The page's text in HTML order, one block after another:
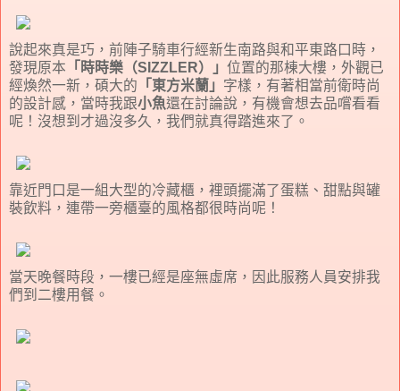
說起來真是巧，前陣子騎車行經新生南路與和平東路口時，
發現原本 「時時樂（SIZZLER）」 位置的那棟大樓，外觀已
經煥然一新，碩大的 「東方米蘭」 字樣，有著相當前衛時尚
的設計感，當時我跟小魚還在討論說，有機會想去品嚐看看
呢！沒想到才過沒多久，我們就真得踏進來了。
靠近門口是一組大型的冷藏櫃，裡頭擺滿了蛋糕、甜點與罐
裝飲料，連帶一旁櫃臺的風格都很時尚呢！
當天晚餐時段，一樓已經是座無虛席，因此服務人員安排我
們到二樓用餐。